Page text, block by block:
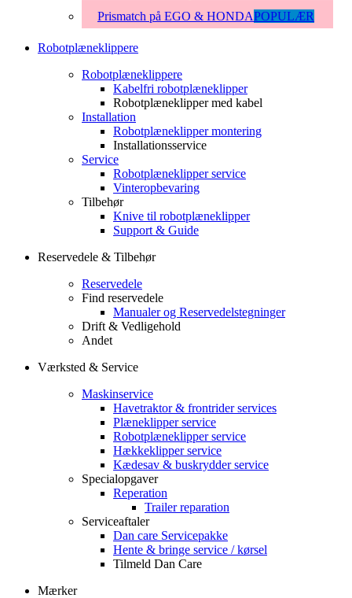
Prismatch på EGO & HONDAPOPULÆR
Robotplæneklippere
Robotplæneklippere
Kabelfri robotplæneklipper
Robotplæneklipper med kabel
Installation
Robotplæneklipper montering
Installationsservice
Service
Robotplæneklipper service
Vinteropbevaring
Tilbehør
Knive til robotplæneklipper
Support & Guide
Reservedele & Tilbehør
Reservedele
Find reservedele
Manualer og Reservedelstegninger
Drift & Vedligehold
Andet
Værksted & Service
Maskinservice
Havetraktor & frontrider services
Plæneklipper service
Robotplæneklipper service
Hækkeklipper service
Kædesav & buskrydder service
Specialopgaver
Reperation
Trailer reparation
Serviceaftaler
Dan care Servicepakke
Hente & bringe service / kørsel
Tilmeld Dan Care
Mærker